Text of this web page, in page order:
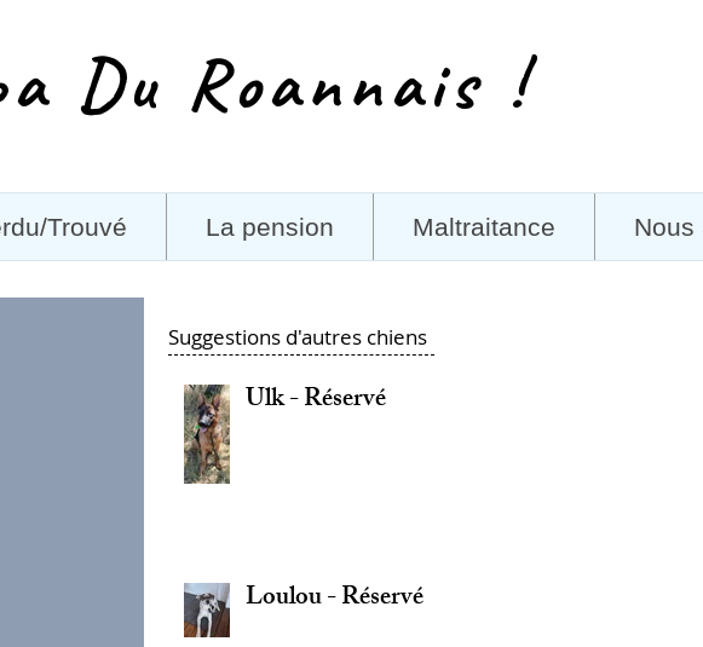
Du Roannais !
Trouvé La pension Maltraitance Nous
Suggestions d'autres chiens
Ulk - Réservé
Loulou - Réservé